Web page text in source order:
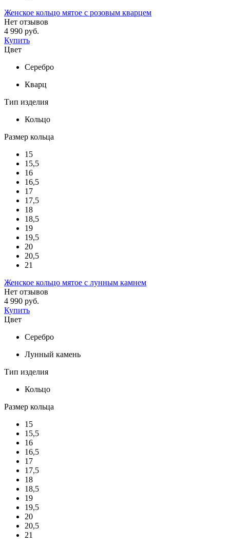
Женское кольцо мятое с розовым кварцем
Нет отзывов
4 990 руб.
Купить
Цвет
Серебро
Кварц
Тип изделия
Кольцо
Размер кольца
15
15,5
16
16,5
17
17,5
18
18,5
19
19,5
20
20,5
21
Женское кольцо мятое с лунным камнем
Нет отзывов
4 990 руб.
Купить
Цвет
Серебро
Лунный камень
Тип изделия
Кольцо
Размер кольца
15
15,5
16
16,5
17
17,5
18
18,5
19
19,5
20
20,5
21